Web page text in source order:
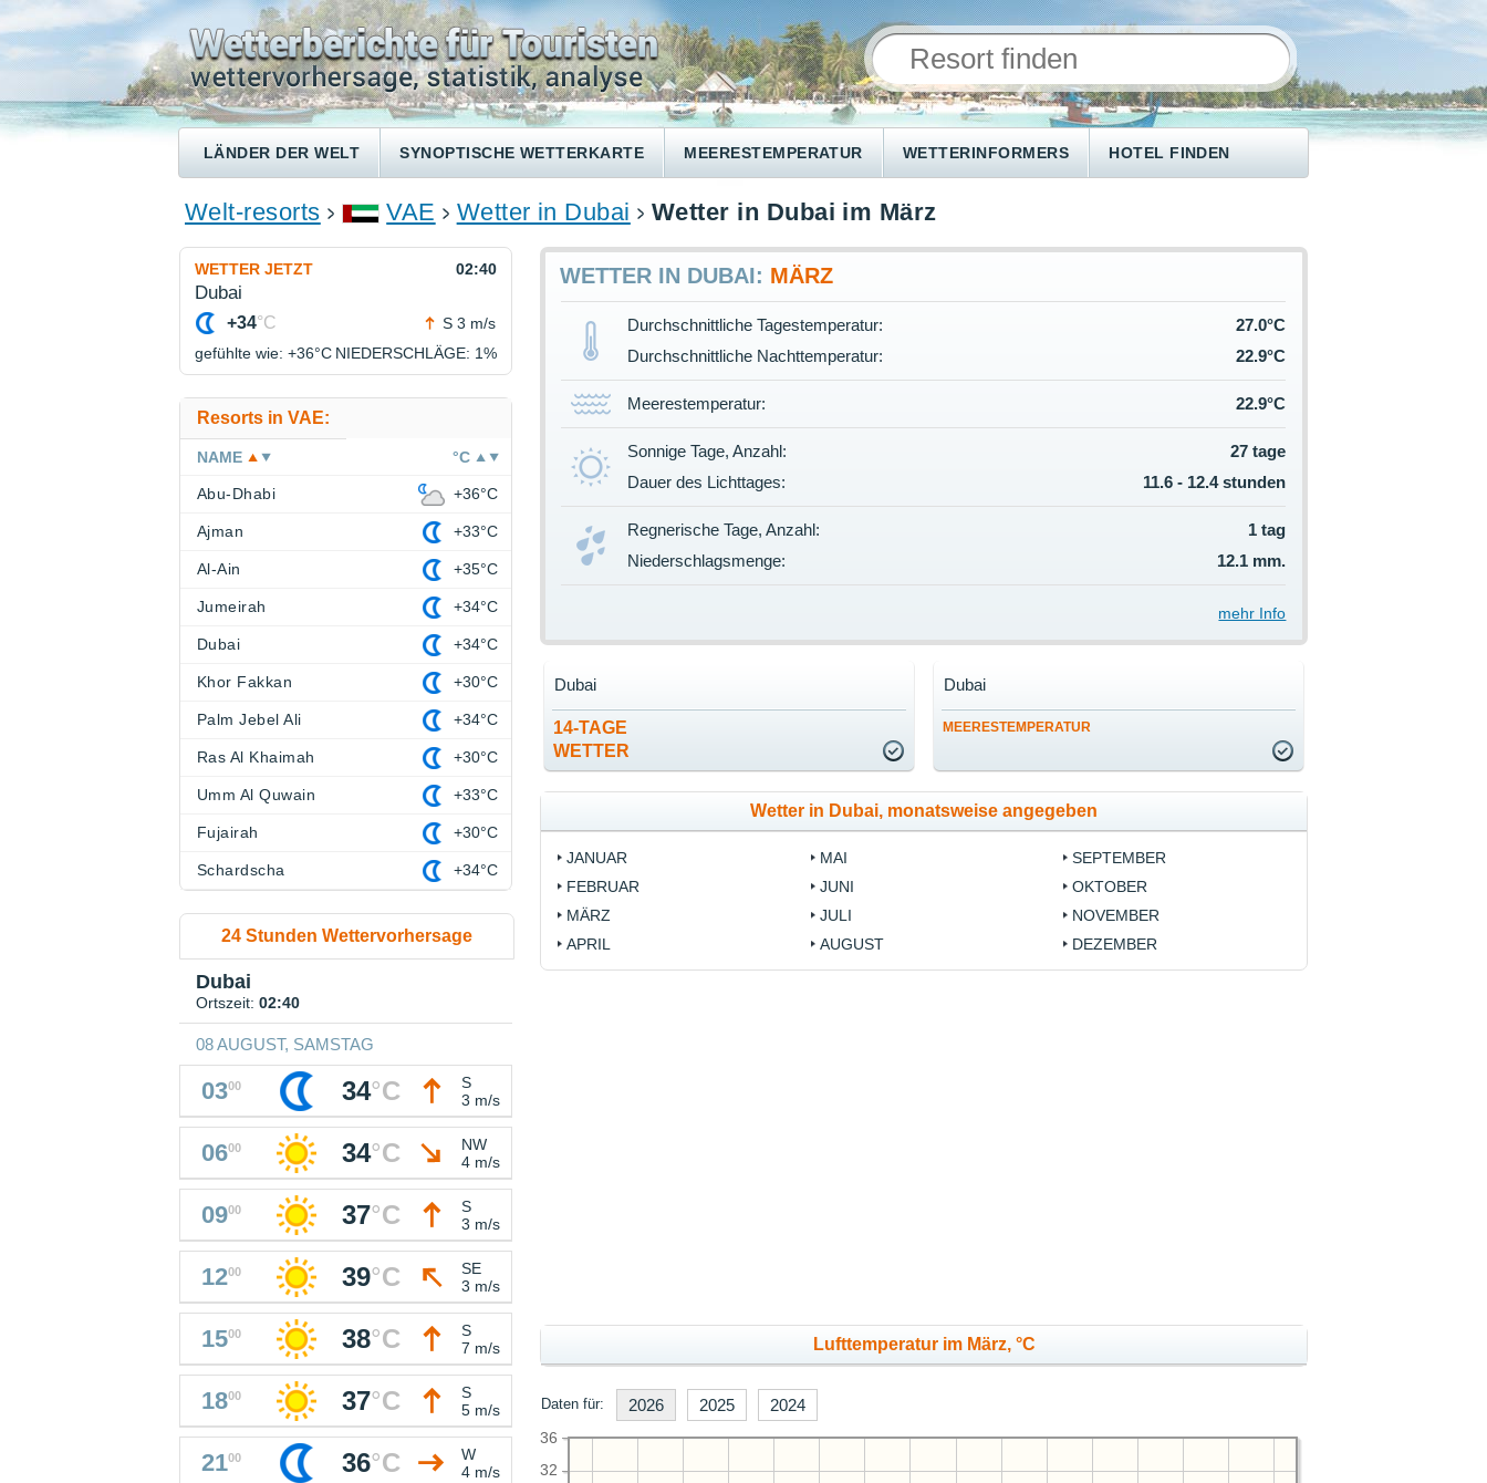
LÄNDER DER WELT SYNOPTISCHE WETTERKARTE MEERESTEMPERATUR WETTERINFORMERS HOTEL FINDEN
Welt-resorts VAE Wetter in Dubai Wetter in Dubai im März
WETTER IN DUBAI: MÄRZ
Durchschnittliche Tagestemperatur:
27.0°C
Durchschnittliche Nachttemperatur:
22.9°C
Meerestemperatur: 22.9°C
Sonnige Tage, Anzahl:
27 tage
Dauer des Lichttages:
11.6 - 12.4 stunden
Regnerische Tage, Anzahl:
1 tag
Niederschlagsmenge:
12.1 mm.
mehr Info
14-TAGE
WETTER
Dubai
MEERESTEMPERATUR
Dubai
Wetter in Dubai, monatsweise angegeben
JANUAR
FEBRUAR
MÄRZ
APRIL
MAI
JUNI
JULI
AUGUST
SEPTEMBER
OKTOBER
NOVEMBER
DEZEMBER
Lufttemperatur im März, °C
Daten für: 2026 2025 2024
32
36
WETTER JETZT 02:40
Dubai
+34°C
S 3 m/s
gefühlte wie: +36°C NIEDERSCHLÄGE: 1%
Resorts in VAE:
NAME °C
Abu-Dhabi +36°C
Ajman +33°C
Al-Ain +35°C
Jumeirah +34°C
Dubai +34°C
Khor Fakkan +30°C
Palm Jebel Ali +34°C
Ras Al Khaimah +30°C
Umm Al Quwain +33°C
Fujairah +30°C
Schardscha +34°C
24 Stunden Wettervorhersage
Dubai
Ortszeit: 02:40
08 AUGUST, SAMSTAG
0300 34°C
S
3 m/s
0600 34°C
NW
4 m/s
0900 37°C
S
3 m/s
1200 39°C
SE
3 m/s
1500 38°C
S
7 m/s
1800 37°C
S
5 m/s
2100 36°C
W
4 m/s